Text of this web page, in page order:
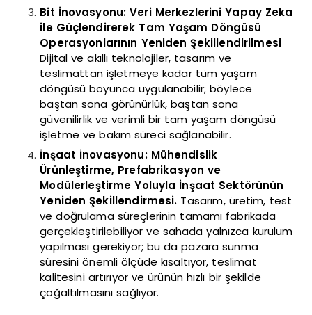
Bit İnovasyonu: Veri Merkezlerini Yapay Zeka
ile Güçlendirerek Tam Yaşam Döngüsü
Operasyonlarının Yeniden Şekillendirilmesi
Dijital ve akıllı teknolojiler, tasarım ve
teslimattan işletmeye kadar tüm yaşam
döngüsü boyunca uygulanabilir; böylece
baştan sona görünürlük, baştan sona
güvenilirlik ve verimli bir tam yaşam döngüsü
işletme ve bakım süreci sağlanabilir.
İnşaat İnovasyonu: Mühendislik
Ürünleştirme, Prefabrikasyon ve
Modülerleştirme Yoluyla İnşaat Sektörünün
Yeniden Şekillendirmesi. Tasarım, üretim, test
ve doğrulama süreçlerinin tamamı fabrikada
gerçekleştirilebiliyor ve sahada yalnızca kurulum
yapılması gerekiyor; bu da pazara sunma
süresini önemli ölçüde kısaltıyor, teslimat
kalitesini artırıyor ve ürünün hızlı bir şekilde
çoğaltılmasını sağlıyor.